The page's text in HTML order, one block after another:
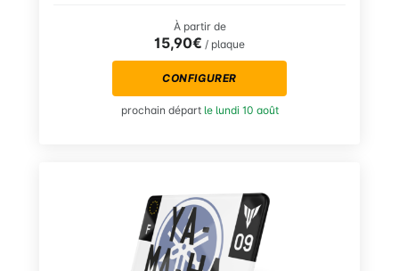
À partir de
15,90€ / plaque
CONFIGURER
prochain départ le lundi 10 août